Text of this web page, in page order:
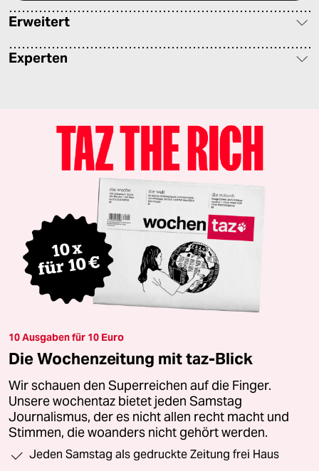
Erweitert
Experten
10 Ausgaben für 10 Euro
Die Wochenzeitung mit taz-Blick
Wir schauen den Superreichen auf die Finger.
Unsere wochentaz bietet jeden Samstag
Journalismus, der es nicht allen recht macht und
Stimmen, die woanders nicht gehört werden.
Jeden Samstag als gedruckte Zeitung frei Haus